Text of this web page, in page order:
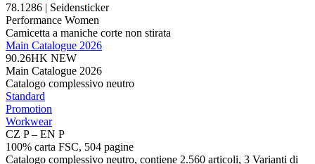
78.1286 | Seidensticker
Performance Women
Camicetta a maniche corte non stirata
Main Catalogue 2026
90.26HK NEW
Main Catalogue 2026
Catalogo complessivo neutro
Standard
Promotion
Workwear
CZ P – EN P
100% carta FSC, 504 pagine
Catalogo complessivo neutro, contiene 2.560 articoli, 3 Varianti di